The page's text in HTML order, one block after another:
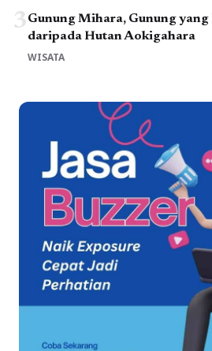
3Gunung Mihara, Gunung yang
daripada Hutan Aokigahara
WISATA